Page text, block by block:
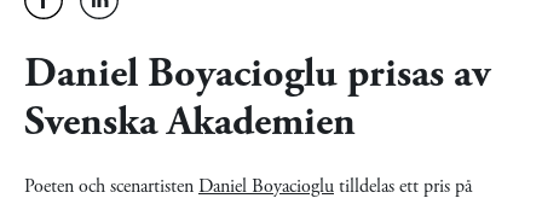
Daniel Boyacioglu prisas av
Svenska Akademien
Poeten och scenartistenDaniel Boyacioglutilldelas ett pris på